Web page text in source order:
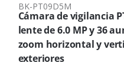
BK-PT09D5M
Cámara de vigilancia
lente de 6.0 MP y 36
zoom horizontal y
exteriores